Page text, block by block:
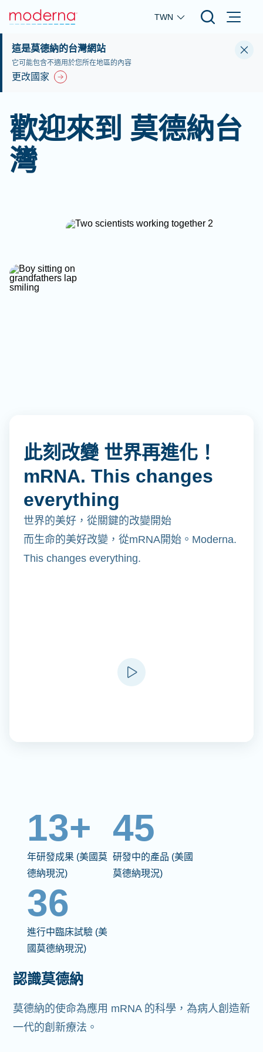
Skip to main content
TWN
這是莫德納的台灣網站
它可能包含不適用於您所在地區的內容
更改國家
歡迎來到 莫德納台
灣
此刻改變 世界再進化！
mRNA. This changes
everything
世界的美好，從關鍵的改變開始
而生命的美好改變，從mRNA開始。Moderna.
This changes everything.
13+
年研發成果 (美國莫
德納現況)
45
研發中的產品 (美國
莫德納現況)
36
進行中臨床試驗 (美
國莫德納現況)
認識莫德納
莫德納的使命為應用 mRNA 的科學，為病人創造新
一代的創新療法。